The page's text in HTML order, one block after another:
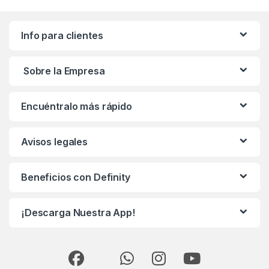
Info para clientes
Sobre la Empresa
Encuéntralo más rápido
Avisos legales
Beneficios con Definity
¡Descarga Nuestra App!